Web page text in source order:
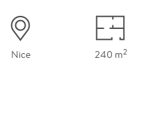
Nice 240 m2